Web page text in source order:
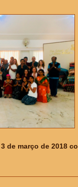
de março de 2018